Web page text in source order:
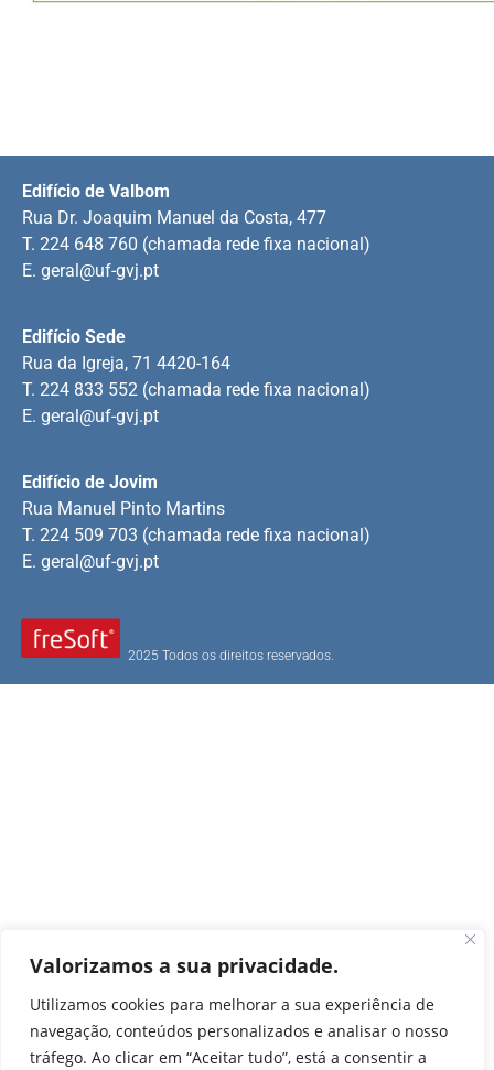
Valorizamos a sua privacidade.
Utilizamos cookies para melhorar a sua experiência de
navegação, conteúdos personalizados e analisar o nosso
tráfego. Ao clicar em “Aceitar tudo”, está a consentir a
2025 Todos os direitos reservados.
Edifício de Jovim
Rua Manuel Pinto Martins
T. 224 509 703 (chamada rede fixa nacional)
E. geral@uf-gvj.pt
Edifício Sede
Rua da Igreja, 71 4420-164
T. 224 833 552 (chamada rede fixa nacional)
E. geral@uf-gvj.pt
Edifício de Valbom
Rua Dr. Joaquim Manuel da Costa, 477
T. 224 648 760 (chamada rede fixa nacional)
E. geral@uf-gvj.pt